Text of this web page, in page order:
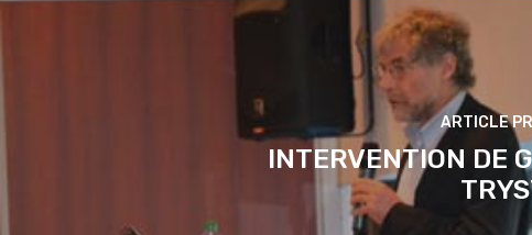
INTERVENTION DE